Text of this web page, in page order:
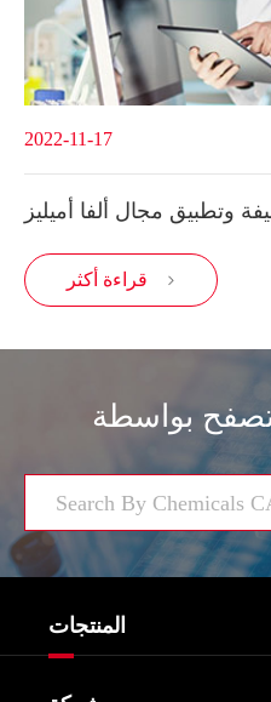
2022-11-17
وتطبيق مجال ألفا أميليز
قراءة أكثر 
المنتجات